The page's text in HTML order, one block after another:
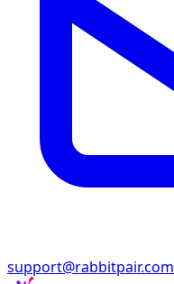
support@rabbitpair.com